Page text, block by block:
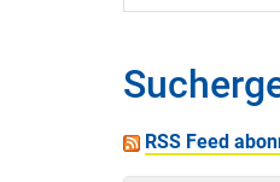
RSS Feed